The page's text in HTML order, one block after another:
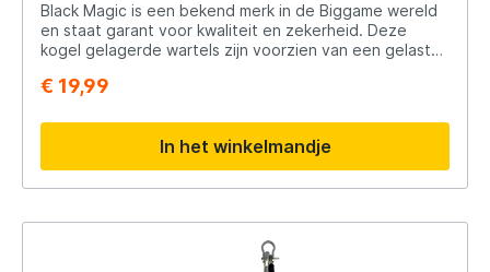
Black Magic is een bekend merk in de Biggame wereld
en staat garant voor kwaliteit en zekerheid. Deze
kogel gelagerde wartels zijn voorzien van een gelaste
deze ook onder hoge spanning gewoon hun werk
€ 19,99
In het winkelmandje